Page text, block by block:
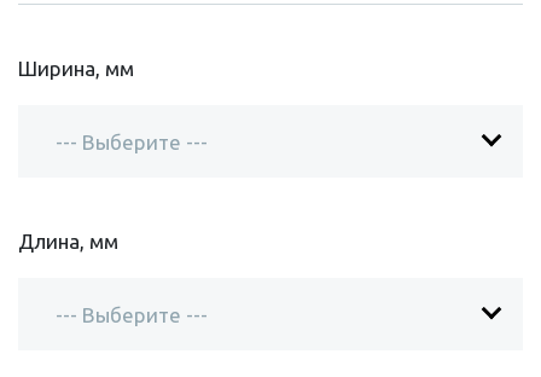
Ширина, мм
Длина, мм